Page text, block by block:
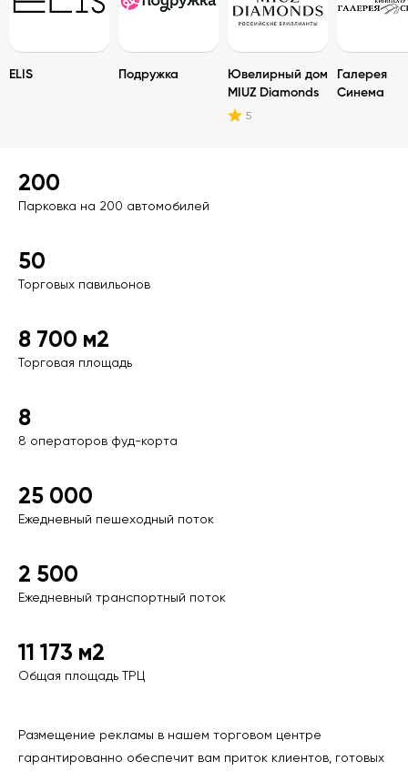
ELIS Подружка
Ювелирный дом
MIUZ Diamonds
5
Галерея
Синема
200
Парковка на 200 автомобилей
50
Торговых павильонов
8 700 м2
Торговая площадь
8
8 операторов фуд-корта
25 000
Ежедневный пешеходный поток
2 500
Ежедневный транспортный поток
11 173 м2
Общая площадь ТРЦ
Размещение рекламы в нашем торговом центре
гарантированно обеспечит вам приток клиентов, готовых